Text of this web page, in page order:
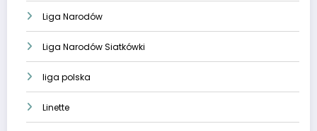
Liga Narodów
Liga Narodów Siatkówki
liga polska
Linette